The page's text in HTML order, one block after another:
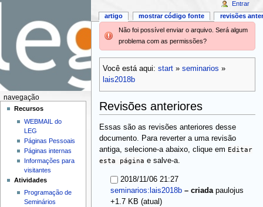
Não foi possível enviar o arquivo. Será algum
problema com as permissões?
Você está aqui: start» seminarios »
lais2018b
Revisões anteriores
Essas são as revisões anteriores desse
documento. Para reverter a uma revisão
antiga, selecione-a abaixo, clique em Editar
esta página e salve-a.
2018/11/06 21:27
seminarios:lais2018b – criada paulojus
+1.7 KB (atual)
artigo mostrar código fonte revisões
Entrar
navegação
Recursos
WEBMAIL do
LEG
Páginas Pessoais
Páginas internas
Informações para
visitantes
Atividades
Programação de
Seminários